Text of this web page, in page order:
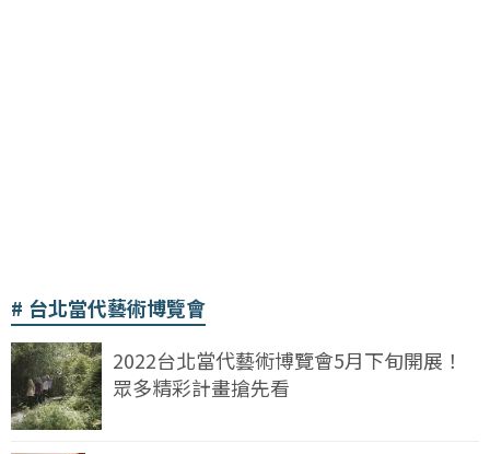
台北當代藝術博覽會
2022台北當代藝術博覽會5月下旬開展！
眾多精彩計畫搶先看